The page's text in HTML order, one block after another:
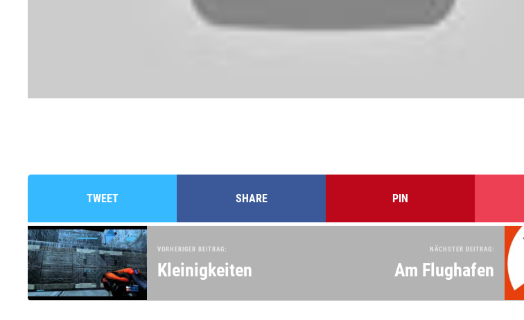
TWEET SHARE PIN
VORHERIGER BEITRAG:
Kleinigkeiten
NÄCHSTER BEITRAG:
Am Flughafen